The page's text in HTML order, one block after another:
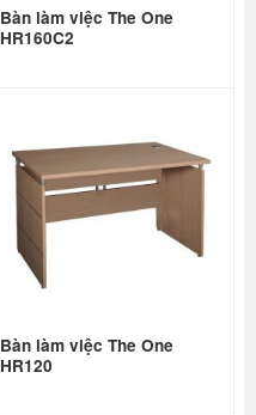
Bàn làm việc The One
HR160C2
Bàn làm việc The One
HR120